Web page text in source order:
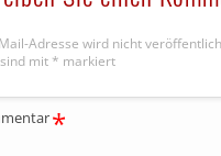
Adresse wird nicht
mit * markiert
*